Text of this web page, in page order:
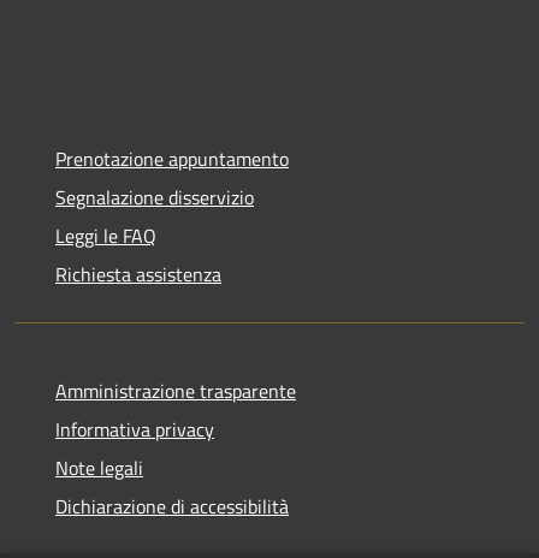
Prenotazione appuntamento
Segnalazione disservizio
Leggi le FAQ
Richiesta assistenza
Amministrazione trasparente
Informativa privacy
Note legali
Dichiarazione di accessibilità